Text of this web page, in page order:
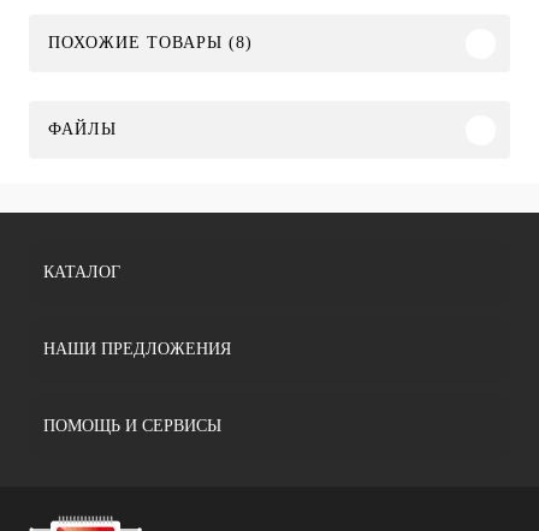
ПОХОЖИЕ ТОВАРЫ (8)
ФАЙЛЫ
КАТАЛОГ
НАШИ ПРЕДЛОЖЕНИЯ
ПОМОЩЬ И СЕРВИСЫ